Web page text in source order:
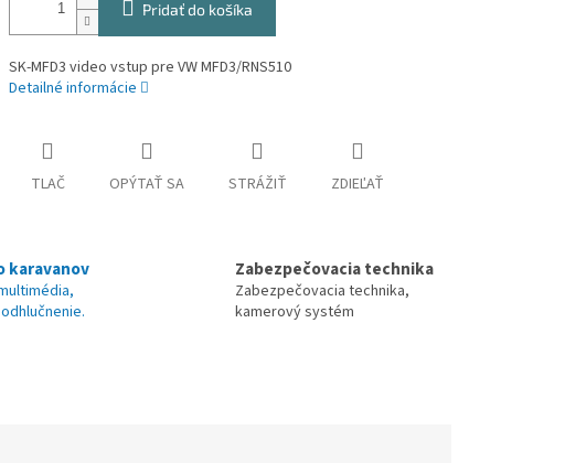
Pridať do košíka
SK-MFD3 video vstup pre VW MFD3/RNS510
Detailné informácie
TLAČ OPÝTAŤ SA STRÁŽIŤ ZDIEĽAŤ
karavanov Zabezpečovacia technika
Zabezpečovacia technika,
kamerový systém